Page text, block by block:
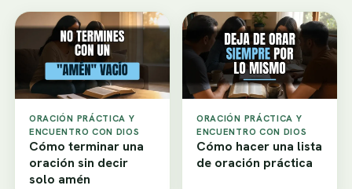
ORACIÓN PRÁCTICA Y
ENCUENTRO CON DIOS
Cómo terminar una
oración sin decir
solo amén
ORACIÓN PRÁCTICA Y
ENCUENTRO CON DIOS
Cómo hacer una lista
de oración práctica